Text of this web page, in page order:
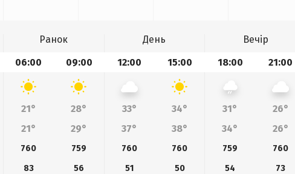
Ранок День
Вечір
06:00 09:00 12:00 15:00 18:00 21:00
21° 28° 33° 34° 31°
26°
21° 29° 37° 38° 34° 26°
760 759 760 760 759
760
83 56 51 50 54
73